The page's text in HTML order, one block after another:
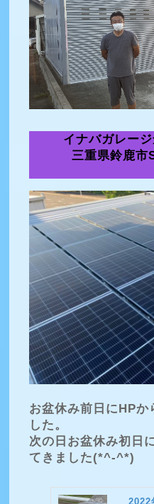
イナバガレー
三重県鈴鹿市
お盆休み前日にHPか
した。
次の日お盆休み初日
てきました(*^-^*)
2022